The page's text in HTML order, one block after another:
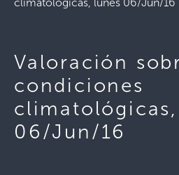
Valoración
condiciones
06/Jun/16